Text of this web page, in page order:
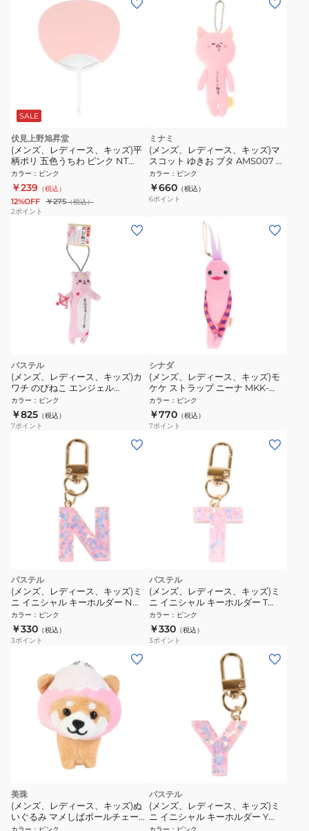
SALE
伏見上野旭昇堂
(メンズ、レディース、キッズ)平
柄ポリ 五色うちわ ピンク NT
3082
カラー ： ピンク
￥239 （税込）
12%OFF ￥275（税込）
2ポイント
ミナミ
(メンズ、レディース、キッズ)マ
スコット ゆきお ブタ AMS007 ブ
タ
カラー ： ピンク
￥660 （税込）
6ポイント
パステル
(メンズ、レディース、キッズ)カ
ワチ のびねこ エンジェル
KWC449098
カラー ： ピンク
￥825 （税込）
7ポイント
シナダ
(メンズ、レディース、キッズ)モ
ケケ ストラップ ニーナ MKK-
0048CP ぬいぐるみマスコット
カラー ： ピンク
￥770 （税込）
7ポイント
パステル
(メンズ、レディース、キッズ)ミ
ニ イニシャル キーホルダー N
IS050 PK N
カラー ： ピンク
￥330 （税込）
3ポイント
パステル
(メンズ、レディース、キッズ)ミ
ニ イニシャル キーホルダー T
IS050 PK T
カラー ： ピンク
￥330 （税込）
3ポイント
美珠
(メンズ、レディース、キッズ)ぬ
いぐるみ マメしばボールチェーン
富士山 ピンク TMR005 PK
パステル
(メンズ、レディース、キッズ)ミ
ニ イニシャル キーホルダー Y
IS050 PK Y